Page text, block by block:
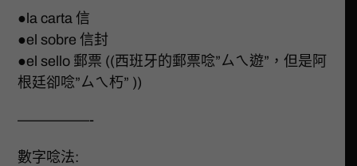
●la carta 信
●el sobre 信封
●el sello 郵票 ((西班牙的郵票唸”ㄙㄟ遊”，但是阿
根廷卻唸”ㄙㄟ朽” ))
—————-
數字唸法: